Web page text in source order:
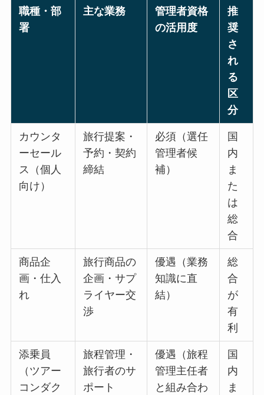
職種・部
署
主な業務
管理者資格
の活用度
推
奨
さ
れ
る
区
分
カウンタ
ーセール
ス（個人
向け）
旅行提案・
予約・契約
締結
必須（選任
管理者候
補）
国
内
ま
た
は
総
合
商品企
画・仕入
れ
旅行商品の
企画・サプ
ライヤー交
渉
優遇（業務
知識に直
結）
総
合
が
有
利
添乗員
（ツアー
コンダク
旅程管理・
旅行者のサ
ポート
優遇（旅程
管理主任者
と組み合わ
国
内
ま